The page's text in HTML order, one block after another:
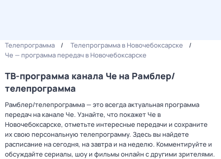
Телепрограмма
Телепрограмма в Новочебоксарске
Че — программа передач в Новочебоксарске
ТВ-программа канала Че на Рамблер/
телепрограмма
Рамблер/телепрограмма — это всегда актуальная программа
передач на канале Че. Узнайте, что покажет Че в
Новочебоксарске, отметьте интересные передачи и сохраните
их свою персональную телепрограмму. Здесь вы найдете
расписание на сегодня, на завтра и на неделю. Комментируйте и
обсуждайте сериалы, шоу и фильмы онлайн с другими зрителями.